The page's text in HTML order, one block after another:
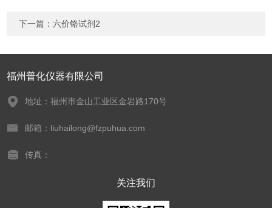
下一篇：六价铬试剂2
福州普化仪器有限公司
地址：福州市金山工业区金岩路170号
邮箱：liuhailong@fzpuhua.com
传真：
关注我们